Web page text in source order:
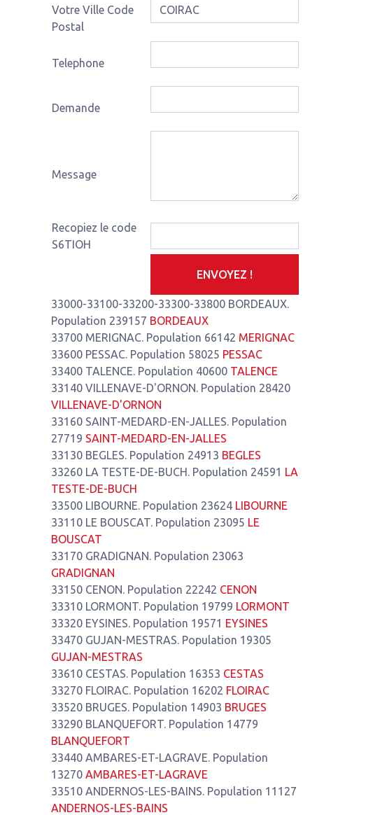
Votre Ville Code
Postal
Telephone
Demande
Message
Recopiez le code
S6TIOH
ENVOYEZ !
33000-33100-33200-33300-33800 BORDEAUX.
Population 239157 BORDEAUX
33700 MERIGNAC. Population 66142 MERIGNAC
33600 PESSAC. Population 58025 PESSAC
33400 TALENCE. Population 40600 TALENCE
33140 VILLENAVE-D'ORNON. Population 28420
VILLENAVE-D'ORNON
33160 SAINT-MEDARD-EN-JALLES. Population
27719 SAINT-MEDARD-EN-JALLES
33130 BEGLES. Population 24913 BEGLES
33260 LA TESTE-DE-BUCH. Population 24591 LA
TESTE-DE-BUCH
33500 LIBOURNE. Population 23624 LIBOURNE
33110 LE BOUSCAT. Population 23095 LE
BOUSCAT
33170 GRADIGNAN. Population 23063
GRADIGNAN
33150 CENON. Population 22242 CENON
33310 LORMONT. Population 19799 LORMONT
33320 EYSINES. Population 19571 EYSINES
33470 GUJAN-MESTRAS. Population 19305
GUJAN-MESTRAS
33610 CESTAS. Population 16353 CESTAS
33270 FLOIRAC. Population 16202 FLOIRAC
33520 BRUGES. Population 14903 BRUGES
33290 BLANQUEFORT. Population 14779
BLANQUEFORT
33440 AMBARES-ET-LAGRAVE. Population
13270 AMBARES-ET-LAGRAVE
33510 ANDERNOS-LES-BAINS. Population 11127
ANDERNOS-LES-BAINS